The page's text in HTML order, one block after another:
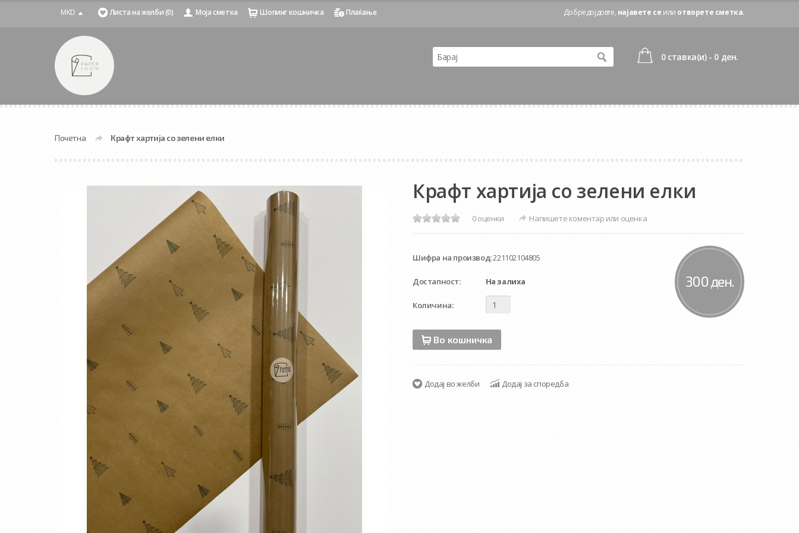
MKD Добредојдовте, најавете се или отворете сметка.
Листа на желби (0) Моја сметка Шопинг кошничка Плаќање
0 ставка(и) - 0 ден.
Почетна » Крафт хартија со зелени елки
Крафт хартија со зелени елки
0 оценки Напишете коментар или оценка
300 ден.
Шифра на производ:221102104805
Достапност: На залиха
Количина:
Во кошничка
Додај во желби Додај за споредба